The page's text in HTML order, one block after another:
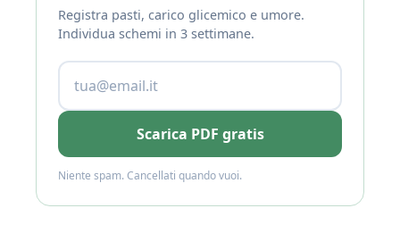
Registra pasti, carico glicemico e umore.
Individua schemi in 3 settimane.
Scarica PDF gratis
Niente spam. Cancellati quando vuoi.